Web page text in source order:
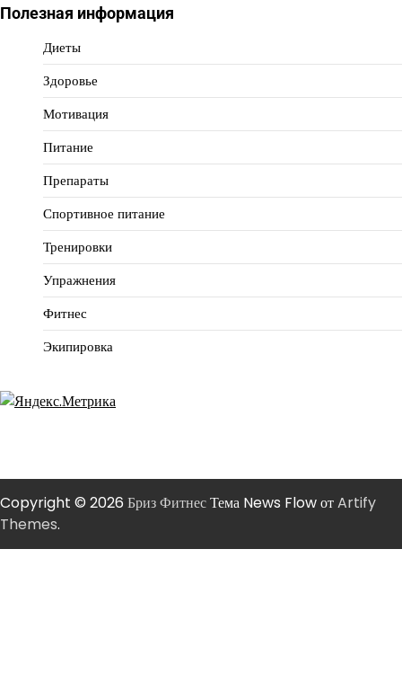
Полезная информация
Диеты
Здоровье
Мотивация
Питание
Препараты
Спортивное питание
Тренировки
Упражнения
Фитнес
Экипировка
Copyright © 2026 Бриз ФитнесТема News Flow отArtify
Themes.